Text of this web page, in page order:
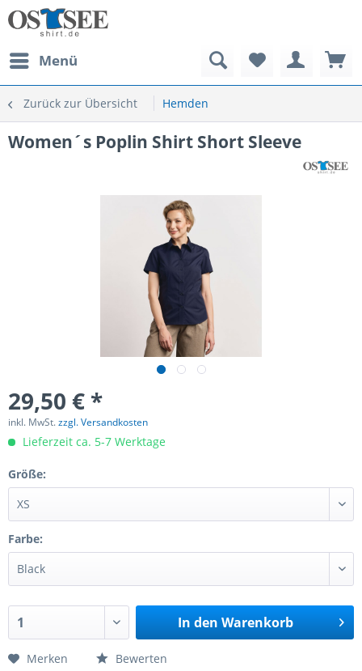
Menü
Zurück zur Übersicht Hemden
Women´s Poplin Shirt Short Sleeve
29,50 € *
inkl. MwSt.zzgl. Versandkosten
Lieferzeit ca. 5-7 Werktage
Größe:
Farbe:
In den Warenkorb
Merken Bewerten